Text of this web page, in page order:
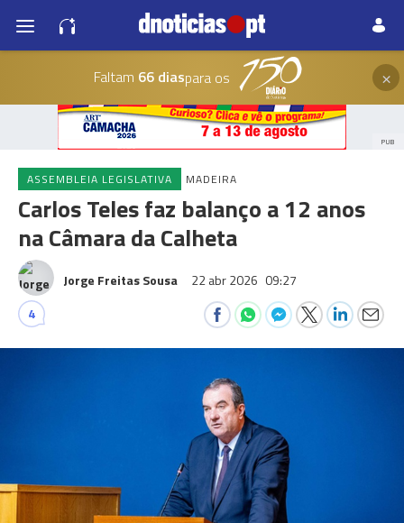
Faltam 66 diaspara os ×
PUB
ASSEMBLEIA LEGISLATIVA MADEIRA
Carlos Teles faz balanço a 12 anos
na Câmara da Calheta
Jorge Freitas Sousa 22 abr 2026 09:27
4